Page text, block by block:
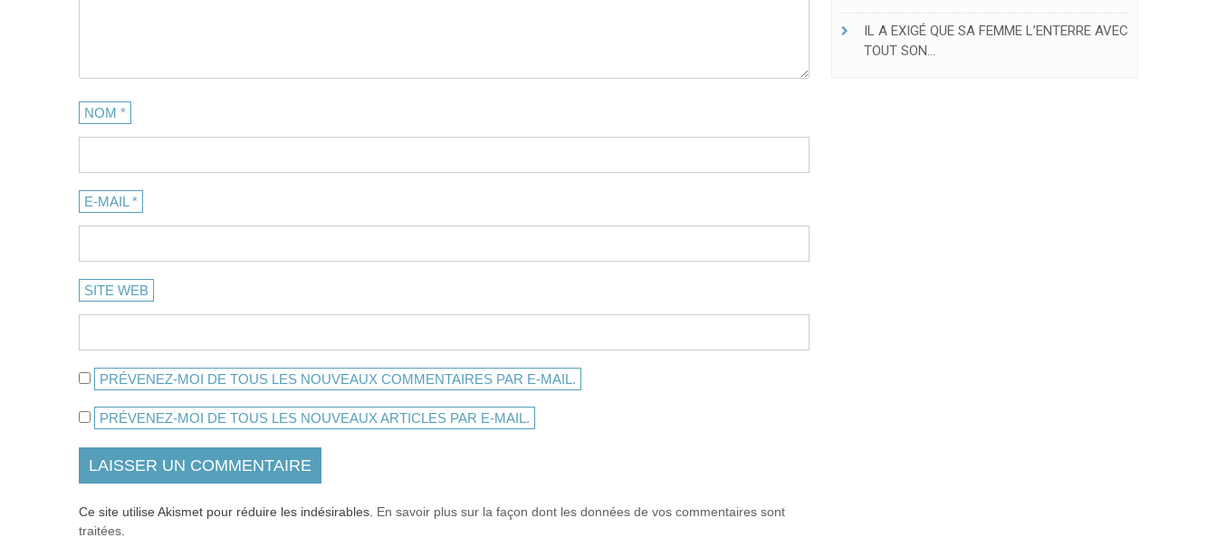
NOM *
E-MAIL *
SITE WEB
PRÉVENEZ-MOI DE TOUS LES NOUVEAUX COMMENTAIRES PAR E-MAIL.
PRÉVENEZ-MOI DE TOUS LES NOUVEAUX ARTICLES PAR E-MAIL.
Ce site utilise Akismet pour réduire les indésirables. En savoir plus sur la façon dont les données de vos commentaires sont
traitées
IL A EXIGÉ QUE SA FEMME L’ENTERRE AVEC
TOUT SON…